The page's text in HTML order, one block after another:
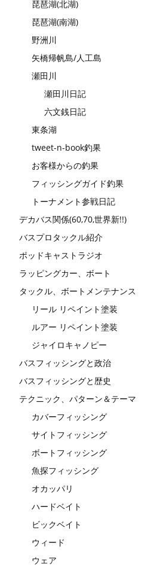
琵琶湖(北湖)
琵琶湖(南湖)
野洲川
矢橋帰帆島/人工島
瀬田川
瀬田川日記
六文銭日記
東条湖
tweet-n-book釣果
お客様からの釣果
フィッシングガイド釣果
トーナメント参戦日記
デカバス関係(60,70,世界新!!)
バスプロタックル紹介
ポッドキャストラジオ
ラッピングカー、ボート
タックル、ボートメンテナンス
リール リペイント塗装
ルアー リペイント塗装
ジャイロキャノピー
バスフィッシングと政治
バスフィッシングと歴史
テクニック、パターン＆テーマ
カバーフィッシング
サイトフィッシング
ボートフィッシング
魚探フィッシング
オカッパリ
ハードベイト
ビックベイト
ウィード
ウェア